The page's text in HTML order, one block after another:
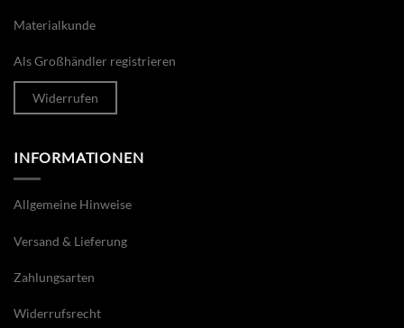
Materialkunde
Als Großhändler registrieren
Widerrufen
INFORMATIONEN
Allgemeine Hinweise
Versand & Lieferung
Zahlungsarten
Widerrufsrecht